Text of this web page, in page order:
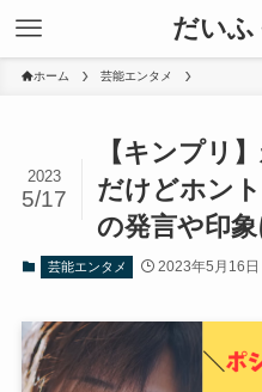
だい
ホーム 芸能エンタメ
【キンプリ
だけどホン
の発言や印
2023
5/17
芸能エンタメ 2023年5月16日